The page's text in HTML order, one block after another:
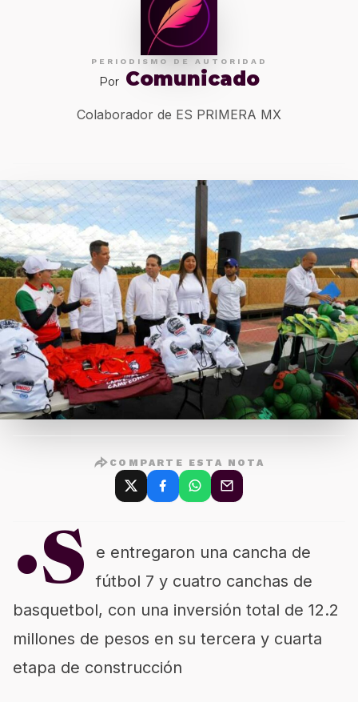
PERIODISMO DE AUTORIDAD
Por Comunicado
Colaborador de ES PRIMERA MX
COMPARTE ESTA NOTA
•S
e entregaron una cancha de
fútbol 7 y cuatro canchas de
basquetbol, con una inversión total de 12.2
millones de pesos en su tercera y cuarta
etapa de construcción